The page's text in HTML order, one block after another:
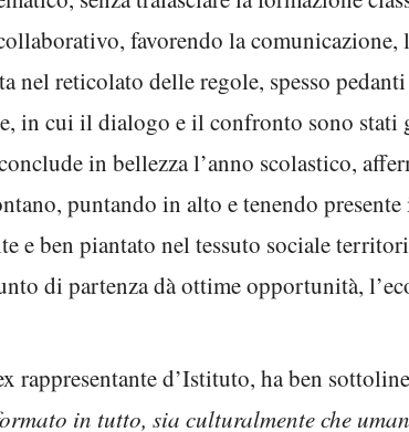
favorendo la
nel reticolato delle regole, spesso
in cui il dialogo e il confronto sono stati
in bellezza l’anno scolastico,
puntando in alto e tenendo
e ben piantato nel tessuto sociale
di partenza dà ottime opportunità,
rappresentante d’Istituto, ha ben
in tutto, sia culturalmente che